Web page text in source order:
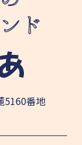
5160番地